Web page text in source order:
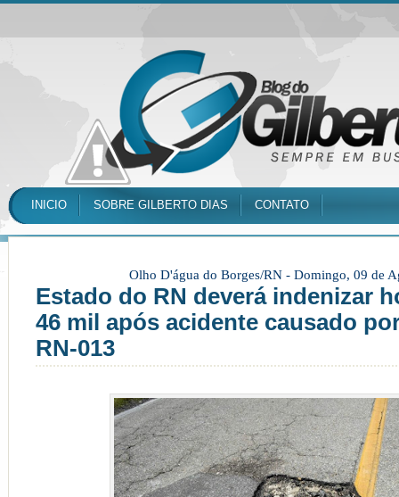
INICIO SOBRE GILBERTO DIAS CONTATO
Olho D'água do Borges/RN - Domingo, 09 de
Estado do RN deverá indenizar
46 mil após acidente causado
RN-013